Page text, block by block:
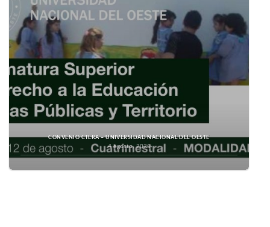
CONVENIO CTERA – UNIVERSIDAD NACIONAL DEL OESTE
4 agosto, 2026